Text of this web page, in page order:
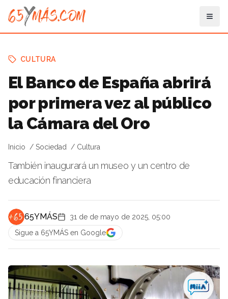
CULTURA
El Banco de España abrirá
por primera vez al público
la Cámara del Oro
Inicio Sociedad Cultura
También inaugurará un museo y un centro de
educación financiera
65YMÁS
31 de de mayo de 2025, 05:00
Sigue a 65YMÁS en Google